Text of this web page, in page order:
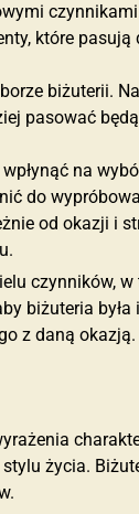
które
biżuterii.
pasować
na
do
od okazji i
czynników,
biżuteria
z daną okazją.
życia.